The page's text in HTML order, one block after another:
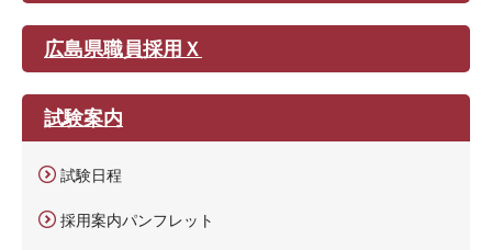
広島県職員採用Ｘ
試験案内
試験日程
採用案内パンフレット